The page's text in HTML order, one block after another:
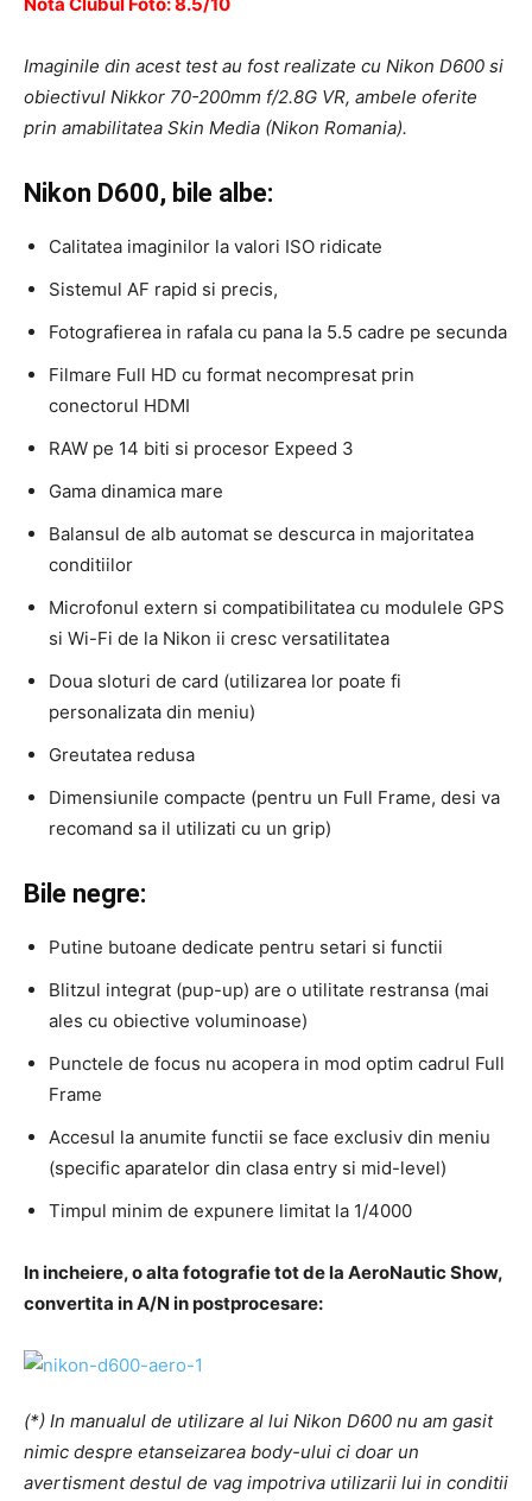
Imaginile din acest test au fost realizate cu Nikon D600 si
obiectivul Nikkor 70-200mm f/2.8G VR, ambele oferite
prin amabilitatea Skin Media (Nikon Romania).
Nikon D600, bile albe:
Calitatea imaginilor la valori ISO ridicate
Sistemul AF rapid si precis,
Fotografierea in rafala cu pana la 5.5 cadre pe secunda
Filmare Full HD cu format necompresat prin
conectorul HDMI
RAW pe 14 biti si procesor Expeed 3
Gama dinamica mare
Balansul de alb automat se descurca in majoritatea
conditiilor
Microfonul extern si compatibilitatea cu modulele GPS
si Wi-Fi de la Nikon ii cresc versatilitatea
Doua sloturi de card (utilizarea lor poate fi
personalizata din meniu)
Greutatea redusa
Dimensiunile compacte (pentru un Full Frame, desi va
recomand sa il utilizati cu un grip)
Bile negre:
Putine butoane dedicate pentru setari si functii
Blitzul integrat (pup-up) are o utilitate restransa (mai
ales cu obiective voluminoase)
Punctele de focus nu acopera in mod optim cadrul Full
Frame
Accesul la anumite functii se face exclusiv din meniu
(specific aparatelor din clasa entry si mid-level)
Timpul minim de expunere limitat la 1/4000
In incheiere, o alta fotografie tot de la AeroNautic Show,
convertita in A/N in postprocesare:
(*) In manualul de utilizare al lui Nikon D600 nu am gasit
nimic despre etanseizarea body-ului ci doar un
avertisment destul de vag impotriva utilizarii lui in conditii